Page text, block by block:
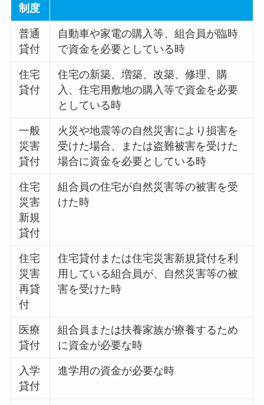
制度
普通
貸付
自動車や家電の購入等、組合員が臨時
で資金を必要としている時
住宅
貸付
住宅の新築、増築、改築、修理、購
入、住宅用敷地の購入等で資金を必要
としている時
一般
災害
貸付
火災や地震等の自然災害により損害を
受けた場合、または盗難被害を受けた
場合に資金を必要としている時
住宅
災害
新規
貸付
組合員の住宅が自然災害等の被害を受
けた時
住宅
災害
再貸
付
住宅貸付または住宅災害新規貸付を利
用している組合員が、自然災害等の被
害を受けた時
医療
貸付
組合員または扶養家族が療養するため
に資金が必要な時
入学
貸付
進学用の資金が必要な時